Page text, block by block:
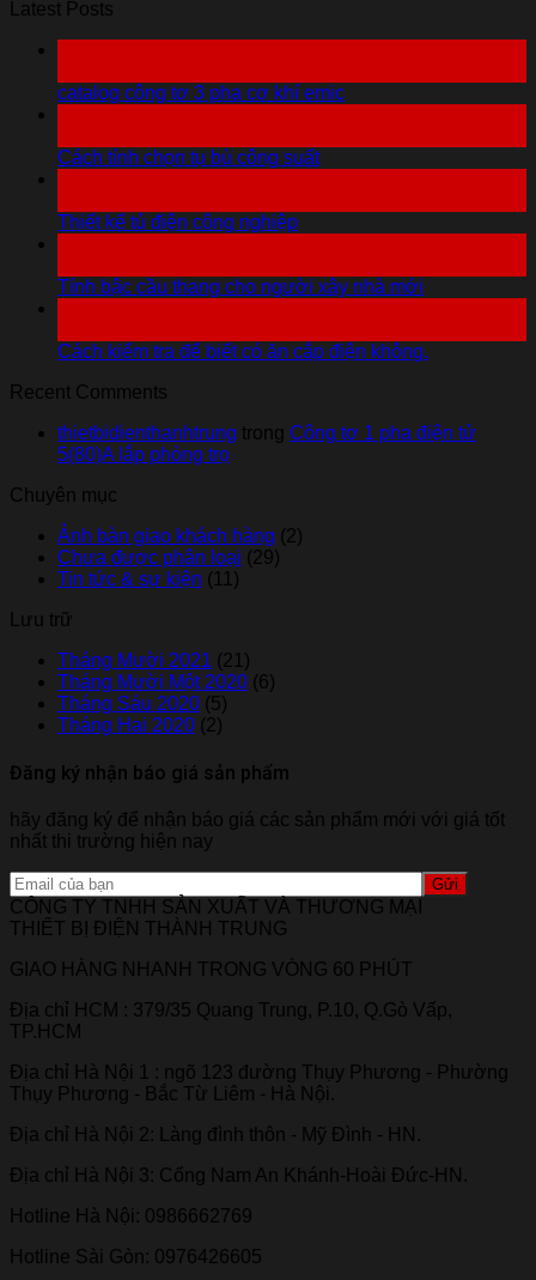
Latest Posts
catalog công tơ 3 pha cơ khí emic
Cách tính chọn tụ bù công suất
Thiết kế tủ điện công nghiệp
Tính bậc cầu thang cho người xây nhà mới
Cách kiểm tra để biết có ăn cắp điện không.
Recent Comments
thietbidienthanhtrung trong Công tơ 1 pha điện tử
5(80)A lắp phòng trọ
Chuyên mục
Ảnh bàn giao khách hàng (2)
Chưa được phân loại (29)
Tin tức & sự kiện (11)
Lưu trữ
Tháng Mười 2021 (21)
Tháng Mười Một 2020 (6)
Tháng Sáu 2020 (5)
Tháng Hai 2020 (2)
Đăng ký nhận báo giá sản phẩm
hãy đăng ký để nhận báo giá các sản phẩm mới với giá tốt
nhất thi trường hiện nay
CÔNG TY TNHH SẢN XUẤT VÀ THƯƠNG MẠI
THIẾT BỊ ĐIỆN THÀNH TRUNG
GIAO HÀNG NHANH TRONG VÒNG 60 PHÚT
Địa chỉ HCM : 379/35 Quang Trung, P.10, Q.Gò Vấp,
TP.HCM
Địa chỉ Hà Nội 1 : ngõ 123 đường Thụy Phương - Phường
Thụy Phương - Bắc Từ Liêm - Hà Nội.
Địa chỉ Hà Nội 2: Làng đình thôn - Mỹ Đình - HN.
Địa chỉ Hà Nội 3: Cổng Nam An Khánh-Hoài Đức-HN.
Hotline Hà Nội: 0986662769
Hotline Sài Gòn: 0976426605